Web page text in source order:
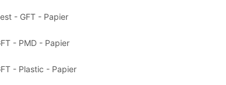
- GFT - Papier
- PMD - Papier
- Plastic - Papier